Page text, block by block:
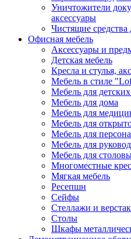
Уничтожители
аксессуары
Чистящие средства
Офисная мебель
Аксессуары и
Детская мебель
Кресла и стулья,
Мебель в стиле
Мебель для
Мебель для дома
Мебель для
Мебель для
Мебель для
Мебель для
Мебель для
Многоместные
Мягкая мебель
Ресепшн
Сейфы
Стеллажи и
Столы
Шкафы